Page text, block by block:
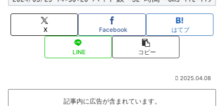
X Facebook はてブ
LINE コピー
2025.04.08
記事内に広告が含まれています。